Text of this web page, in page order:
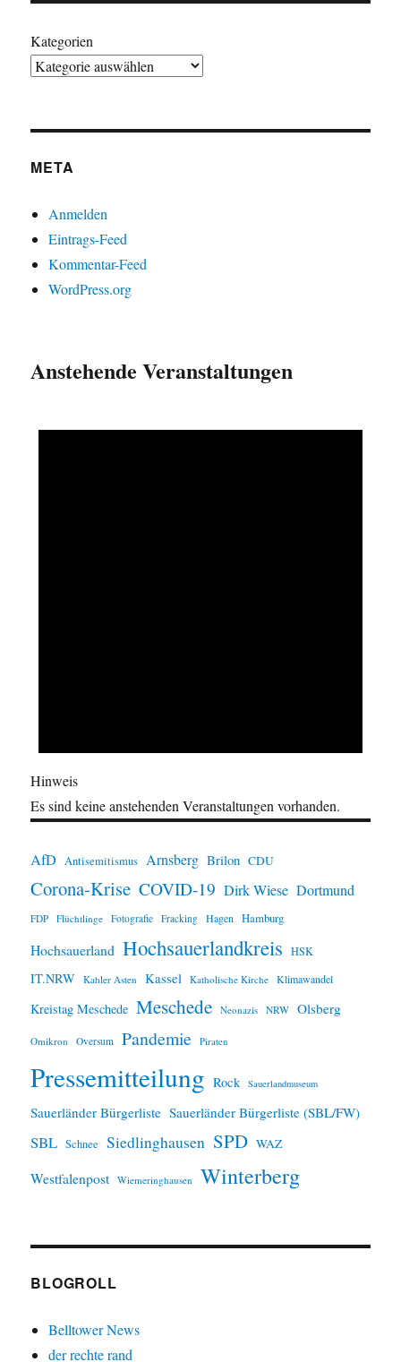
Kategorien
META
Anmelden
Eintrags-Feed
Kommentar-Feed
WordPress.org
Anstehende Veranstaltungen
Hinweis
Es sind keine anstehenden Veranstaltungen vorhanden.
AfD Antisemitismus Arnsberg Brilon CDU
Corona-Krise COVID-19 Dirk Wiese Dortmund
FDP Flüchtlinge Fotografie Fracking Hagen Hamburg
Hochsauerland Hochsauerlandkreis HSK
IT.NRW Kahler Asten Kassel Katholische Kirche Klimawandel
Kreistag Meschede Meschede Neonazis NRW Olsberg
Omikron Oversum Pandemie Piraten
Pressemitteilung Rock Sauerlandmuseum
Sauerländer Bürgerliste Sauerländer Bürgerliste (SBL/FW)
SBL Schnee Siedlinghausen SPD WAZ
Westfalenpost Wiemeringhausen Winterberg
BLOGROLL
Belltower News
der rechte rand